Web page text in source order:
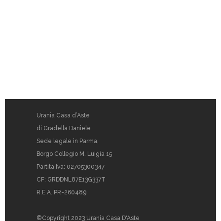
Urania Casa d’Aste
di Gradella Daniele
Sede legale in Parma,
Borgo Collegio M. Luigia 15
Partita Iva: 02705300347
CF: GRDDNL87E13G337T
R.E.A. PR-260489
©Copyright 2023 Urania Casa D'Aste